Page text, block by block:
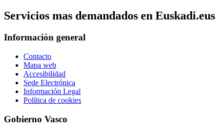
Servicios mas demandados en Euskadi.eus
Información general
Contacto
Mapa web
Accesibilidad
Sede Electrónica
Información Legal
Política de cookies
Gobierno Vasco